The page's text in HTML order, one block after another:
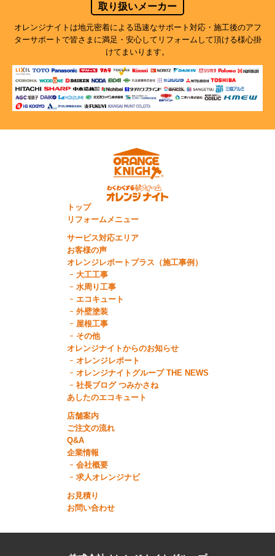
取り扱いメーカー
オレンジナイトは地元密着による迅速なサポート対応・施工後のアフ
ターサポートで皆さまに満足・安心してリフォームして頂ける様心掛
けてまいります。
トップ
リフォームメニュー
サービス対応エリア
お客様の声
オレンジレポートプラス（施工事例）
大工工事
水周り工事
エコキュート
外壁塗装
屋根工事
その他
オレンジナイトからのお知らせ
オレンジレポート
オレンジナイトグループ THE NEWS
社長ブログ つみかさね
あしたのエコキュート
店舗案内
ご注文の流れ
Q&A
企業情報
会社概要
求人オレンジナビ
お見積り
お問い合わせ